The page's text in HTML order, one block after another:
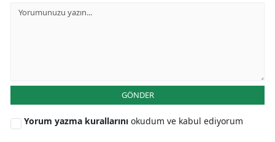
GÖNDER
Yorum yazma kurallarını okudum ve kabul ediyorum